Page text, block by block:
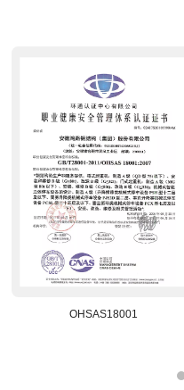
Сертификат-производство